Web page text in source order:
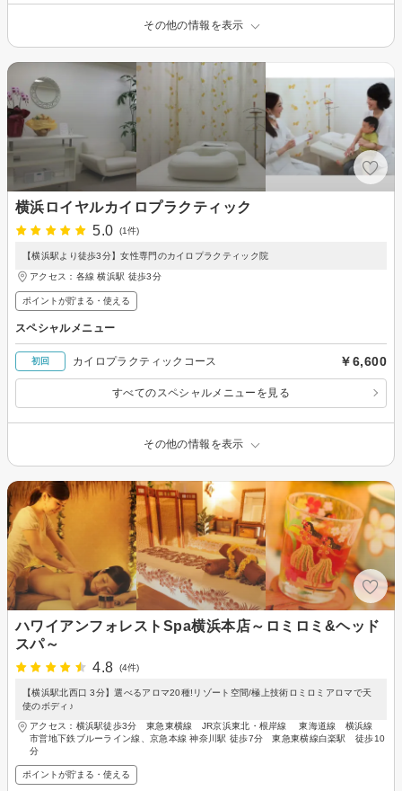
その他の情報を表示
横浜ロイヤルカイロプラクティック
5.0
(1件)
【横浜駅より徒歩3分】女性専門のカイロプラクティック院
アクセス：各線 横浜駅 徒歩3分
ポイントが貯まる・使える
スペシャルメニュー
初回 カイロプラクティックコース ￥6,600
すべてのスペシャルメニューを見る
その他の情報を表示
ハワイアンフォレストSpa横浜本店～ロミロミ&ヘッド
スパ～
4.8
(4件)
【横浜駅北西口 3分】選べるアロマ20種!リゾート空間/極上技術ロミロミアロマで天
使のボディ♪
アクセス：横浜駅徒歩3分 東急東横線 JR京浜東北・根岸線 東海道線 横浜線
市営地下鉄ブルーライン線、京急本線 神奈川駅 徒歩7分 東急東横線白楽駅 徒歩10
分
ポイントが貯まる・使える